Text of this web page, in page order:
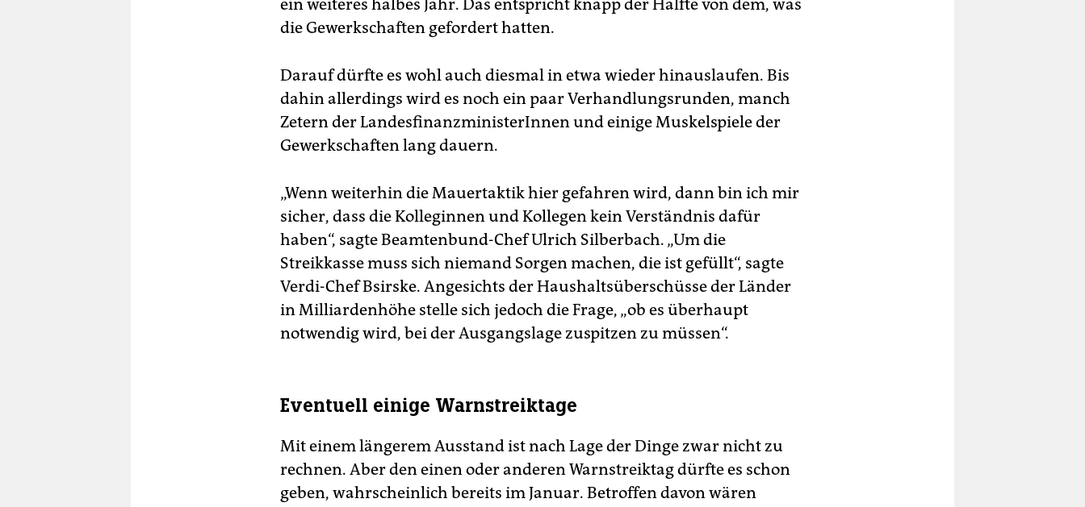
ein weiteres halbes Jahr. Das entspricht knapp der Hälfte von dem, was
die Gewerkschaften gefordert hatten.
Darauf dürfte es wohl auch diesmal in etwa wieder hinauslaufen. Bis
dahin allerdings wird es noch ein paar Verhandlungsrunden, manch
Zetern der LandesfinanzministerInnen und einige Muskelspiele der
Gewerkschaften lang dauern.
„Wenn weiterhin die Mauertaktik hier gefahren wird, dann bin ich mir
sicher, dass die Kolleginnen und Kollegen kein Verständnis dafür
haben“, sagte Beamtenbund-Chef Ulrich Silberbach. „Um die
Streikkasse muss sich niemand Sorgen machen, die ist gefüllt“, sagte
Verdi-Chef Bsirske. Angesichts der Haushaltsüberschüsse der Länder
in Milliardenhöhe stelle sich jedoch die Frage, „ob es überhaupt
notwendig wird, bei der Ausgangslage zuspitzen zu müssen“.
Eventuell einige Warnstreiktage
Mit einem längerem Ausstand ist nach Lage der Dinge zwar nicht zu
rechnen. Aber den einen oder anderen Warnstreiktag dürfte es schon
geben, wahrscheinlich bereits im Januar. Betroffen davon wären